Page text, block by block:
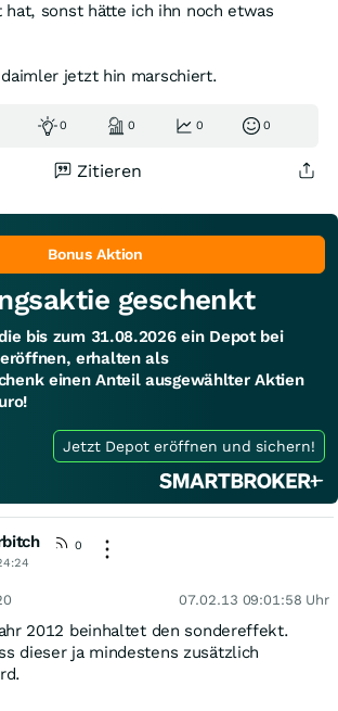
sonst hätte ich ihn noch etwas
jetzt hin marschiert.
0 0 0 0
Zitieren
Bonus Aktion
geschenkt
bis zum 31.08.2026 ein Depot bei
eröffnen, erhalten als
einen Anteil ausgewählter Aktien
Jetzt Depot eröffnen und sichern!
0
07.02.13 09:01:58 Uhr
2012 beinhaltet den sondereffekt.
dieser ja mindestens zusätzlich